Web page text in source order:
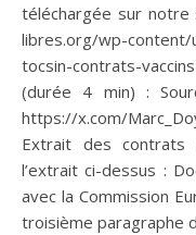
téléchargée sur
libres.org/wp-
tocsin-contrats-
(durée 4 min) :
https://x.com/
Extrait des contrats
l’extrait ci-dessus :
avec la Commission
troisième paragraphe